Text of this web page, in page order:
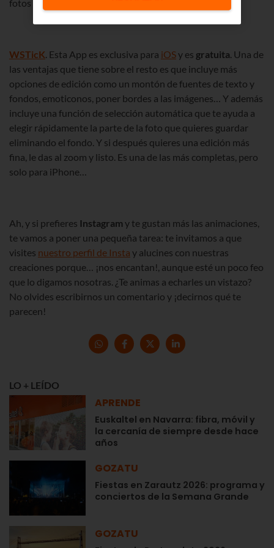
fotos es muy parecido, y esgratis.
WSTicK. Esta App es exclusiva para iOSy es gratuita. Una de
las ventajas que tiene sobre el resto es que incluye más
opciones de edición como un montón de fuentes de texto y
fondos, emoticonos, poner bordes a las imágenes… Y además
incluye una función de selección automática que te ayuda a
elegir rápidamente la parte de la foto que quieres guardar
eliminando el fondo. Y si después quieres una edición más
fina, le das al zoom y listo. Es una de las más completas, pero
solo para iPhone…
Ah, y si prefieres Instagram y te gustan más las animaciones,
te vamos a poner una pequeña tarea: te invitamos a que
visites nuestro perfil de Insta y alucines con nuestras
creaciones porque… ¡nos encantan!, aunque esté un poco feo
que lo digamos nosotras. ¿Te animas a echarles un vistazo?
No olvides escribirnos un comentario y ¡decirnos qué te
parecen!
LO + LEÍDO
APRENDE
Euskaltel en Navarra: fibra, móvil y
la cercanía de siempre desde hace
años
GOZATU
Fiestas en Zarautz 2026: programa y
conciertos de la Semana Grande
GOZATU